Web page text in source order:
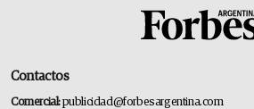
Contactos
Comercial:publicidad@forbesargentina.com